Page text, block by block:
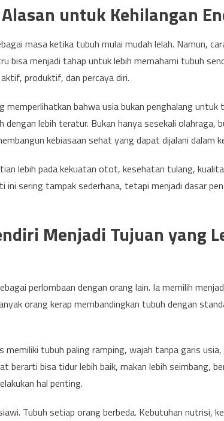
untuk Kehilangan
masa ketika tubuh mulai mudah lelah. Namun,
bisa menjadi tahap untuk lebih memahami tubuh
produktif, dan percaya diri.
memperlihatkan bahwa usia bukan penghalang untuk
lebih teratur. Bukan hanya sesekali olahraga,
kebiasaan sehat yang dapat dijalani dalam
lebih pada kekuatan otot, kesehatan tulang,
ini sering tampak sederhana, tetapi menjadi dasar
Menjadi Tujuan yang
perlombaan dengan orang lain. Ia memilih
orang kerap membandingkan tubuh dengan
tubuh paling ramping, wajah tanpa garis
berarti bisa tidur lebih baik, makan lebih seimbang,
hal penting.
Tubuh setiap orang berbeda. Kebutuhan nutrisi,